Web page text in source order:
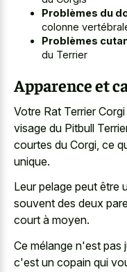
Problèmes du
colonne
Problèmes
du Terrier
Apparence et
Votre Rat Terrier
visage du Pitbull
courtes du Corgi, ce
unique.
Leur pelage peut être
souvent des deux
court à moyen.
Ce mélange n'est pas
c'est un copain qui